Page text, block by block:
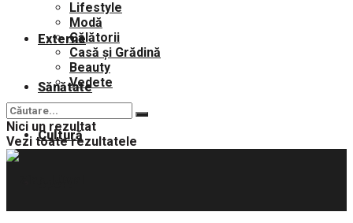
Externe
Sănătate
Cultură
Lifestyle
Modă
Călătorii
Casă și Grădină
Beauty
Vedete
Nici un rezultat
Vezi toate rezultatele